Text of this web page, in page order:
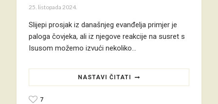
25. listopada 2024.
Slijepi prosjak iz današnjeg evanđelja primjer je
paloga čovjeka, ali iz njegove reakcije na susret s
Isusom možemo izvući nekoliko…
NASTAVI ČITATI
7